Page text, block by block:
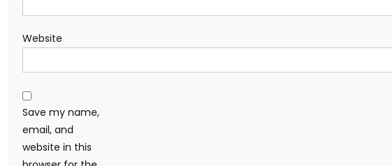
Website
Save my name,
email, and
website in this